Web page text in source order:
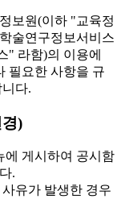
보원(이하 "교육정
술연구정보서비스
" 라함)의 이용에
필요한 사항을 규
다.
)
게시하여 공시함
.
유가 발생한 경우